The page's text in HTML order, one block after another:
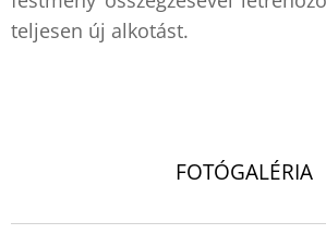
teljesen új alkotást.
FOTÓGALÉRIA